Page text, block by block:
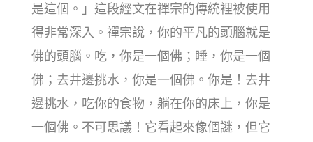
是這個。」這段經文在禪宗的傳統裡被使用
得非常深入。禪宗說，你的平凡的頭腦就是
佛的頭腦。吃，你是一個佛；睡，你是一個
佛；去井邊挑水，你是一個佛。你是！去井
邊挑水，吃你的食物，躺在你的床上，你是
一個佛。不可思議！它看起來像個謎，但它